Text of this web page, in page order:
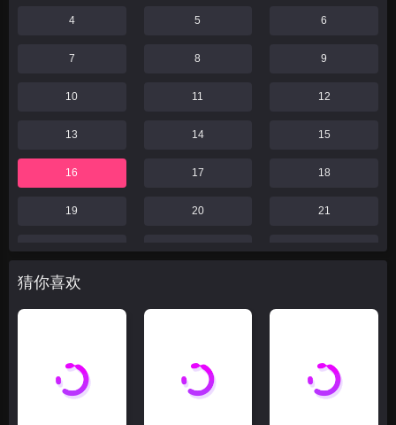
4 5 6
7 8 9
10 11 12
13 14 15
16 17 18
19 20 21
22 23 24
25
31 32 33
34 35 36
猜你喜欢